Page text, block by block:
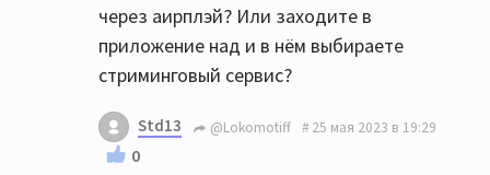
через аирплэй? Или заходите в
приложение над и в нём выбираете
стриминговый сервис?
Std13 @Lokomotiff 25 мая 2023 в 19:29
0